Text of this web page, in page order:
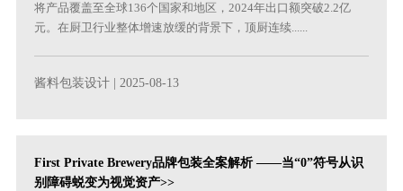
将产品覆盖至全球136个国家和地区，2024年出口额突破2.2亿
元。在厨卫行业整体增速放缓的背景下，顶厨连续......
酱料包装设计 | 2025-08-13
First Private Brewery品牌包装全案解析 ——当“0”符号从识
别障碍蜕变为视觉资产>>